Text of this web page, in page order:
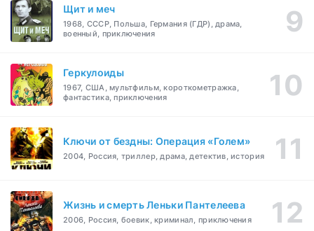
Щит и меч
1968, СССР, Польша, Германия (ГДР), драма,
военный, приключения
Геркулоиды
1967, США, мультфильм, короткометражка,
фантастика, приключения
Ключи от бездны: Операция «Голем»
2004, Россия, триллер, драма, детектив, история
Жизнь и смерть Леньки Пантелеева
2006, Россия, боевик, криминал, приключения